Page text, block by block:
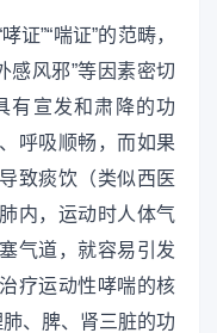
证”“喘证”的范畴，
感风邪”等因素密切
有宣发和肃降的功
呼吸顺畅，而如果
致痰饮（类似西医
内，运动时人体气
气道，就容易引发
疗运动性哮喘的核
、脾、肾三脏的功